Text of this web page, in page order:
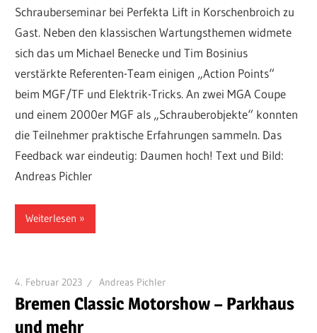
Schrauberseminar bei Perfekta Lift in Korschenbroich zu
Gast. Neben den klassischen Wartungsthemen widmete
sich das um Michael Benecke und Tim Bosinius
verstärkte Referenten-Team einigen „Action Points“
beim MGF/TF und Elektrik-Tricks. An zwei MGA Coupe
und einem 2000er MGF als „Schrauberobjekte“ konnten
die Teilnehmer praktische Erfahrungen sammeln. Das
Feedback war eindeutig: Daumen hoch! Text und Bild:
Andreas Pichler
Weiterlesen
4. Februar 2023 Andreas Pichler
Bremen Classic Motorshow – Parkhaus
und mehr